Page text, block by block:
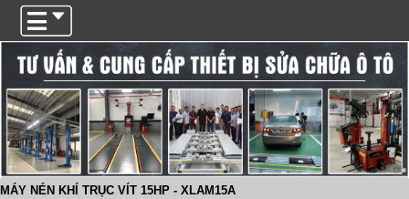
MÁY NÉN KHÍ TRỤC VÍT 15HP - XLAM15A